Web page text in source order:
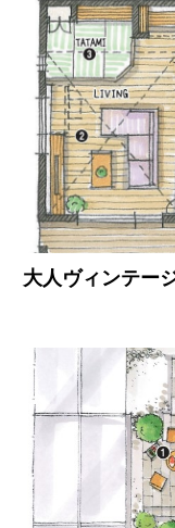
大人ヴィンテー